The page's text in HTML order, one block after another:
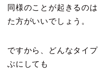
同様のことが起きるの
た方がいいでしょう。
ですから、どんなタイ
ぶにしても